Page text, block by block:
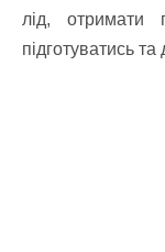
лід, отримати
підготуватись